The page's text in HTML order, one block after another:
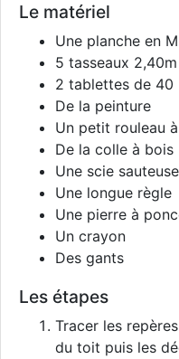
Le matériel
Une planche en
5 tasseaux
2 tablettes de 40
De la peinture
Un petit rouleau
De la colle à bois
Une scie sauteuse
Une longue règle
Une pierre à
Un crayon
Des gants
Les étapes
Tracer les
du toit puis les